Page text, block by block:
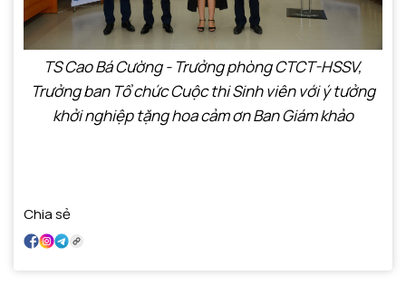
TS Cao Bá Cường - Trưởng phòng CTCT-HSSV,
Trưởng ban Tổ chức Cuộc thi Sinh viên với ý tưởng
khởi nghiệp tặng hoa cảm ơn Ban Giám khảo
Chia sẻ